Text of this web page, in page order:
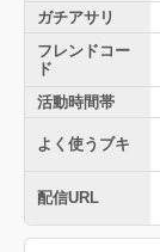
ガチアサリ
フレンドコー
ド
活動時間帯
よく使うブキ
配信URL